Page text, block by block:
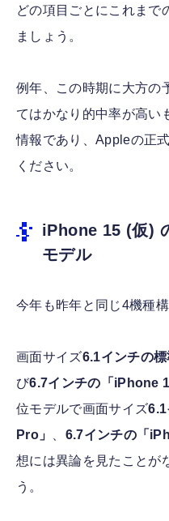
どの項目ごとにこれまで
ましょう。
例年、この時期に大方の
てはかなり的中率が高い
情報であり、Appleの正
ください。
iPhone 15 (仮)
モデル
今年も昨年と同じ4機種
画面サイズ6.1インチの
び6.7インチの「iPhone
位モデルで画面サイズ
Pro」
6.7インチの「
想には異論を見たことが
う。